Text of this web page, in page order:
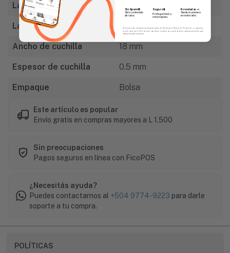
Largo de cutter 6" (152.4mm)
Largo de cuchilla 108 mm
Ancho de cuchilla 18 mm
Espesor de cuchilla 0.5 mm
Empaque Bolsa
Este artículo es popular
Envío gratis en compras mayores a L 1,500
Sin preocupaciones
Pagos seguros en línea con FicoPOS
¿Necesitás ayuda?
Puedes contactarnos al +504 9774-9223 para darle
soporte a tu compra.
POLÍTICAS
Sin Spam 🚫
Solo contenido
de valor.
Seguro 🔒
Protegemos tu
información.
Novedades📣
Serás el primero
en enterarte.
Al enviar este formulario, aceptás nuestros Términos y Política de Privacidad, y consentís
recibir correos de Fierros con novedades, productos y eventos. Este consentimiento no es
obligatorio para comprar.